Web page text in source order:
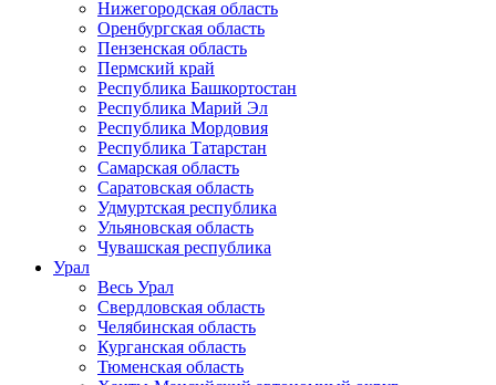
Нижегородская область
Оренбургская область
Пензенская область
Пермский край
Республика Башкортостан
Республика Марий Эл
Республика Мордовия
Республика Татарстан
Самарская область
Саратовская область
Удмуртская республика
Ульяновская область
Чувашская республика
Урал
Весь Урал
Свердловская область
Челябинская область
Курганская область
Тюменская область